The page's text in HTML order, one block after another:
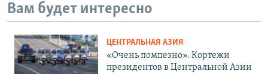
Вам будет интересно
ЦЕНТРАЛЬНАЯ АЗИЯ
«Очень помпезно». Кортежи
президентов в Центральной Азии